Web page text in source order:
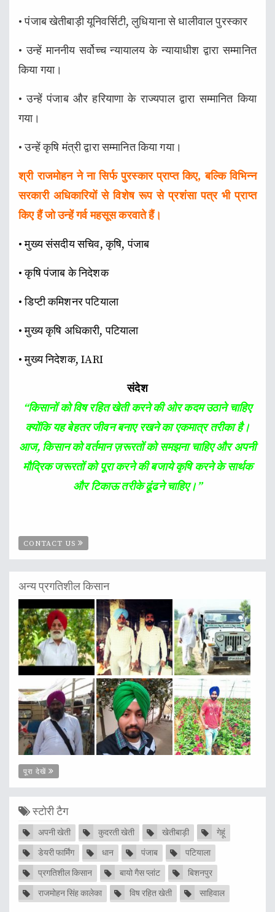
• पंजाब खेतीबाड़ी यूनिवर्सिटी, लुधियाना से धालीवाल पुरस्कार
• उन्हें माननीय सर्वोच्च न्यायालय के न्यायाधीश द्वारा सम्मानित
किया गया।
• उन्हें पंजाब और हरियाणा के राज्यपाल द्वारा सम्मानित किया
गया।
• उन्हें कृषि मंत्री द्वारा सम्मानित किया गया।
श्री राजमोहन ने ना सिर्फ पुरस्कार प्राप्त किए, बल्कि विभिन्न
सरकारी अधिकारियों से विशेष रूप से प्रशंसा पत्र भी प्राप्त
किए हैं जो उन्हें गर्व महसूस करवाते हैं।
• मुख्य संसदीय सचिव, कृषि, पंजाब
• कृषि पंजाब के निदेशक
• डिप्टी कमिशनर पटियाला
• मुख्य कृषि अधिकारी, पटियाला
• मुख्य निदेशक, IARI
संदेश
“किसानों को विष रहित खेती करने की ओर कदम उठाने चाहिए
क्योंकि यह बेहतर जीवन बनाए रखने का एकमात्र तरीका है।
आज, किसान को वर्तमान ज़रूरतों को समझना चाहिए और अपनी
मौद्रिक जरूरतों को पूरा करने की बजाये कृषि करने के सार्थक
और टिकाऊ तरीके ढूंढने चाहिए।”
CONTACT US
अन्य प्रगतिशील किसान
पूरा देखें
स्टोरी टैग
अपनी खेती कुदरती खेती खेतीबाड़ी
गेहूं
डेयरी फार्मिंग
धान पंजाब
पटियाला
प्रगतिशील किसान
बायो गैस प्लांट
बिशनपुर
राजमोहन सिंह कालेका
विष रहित खेती साहिवाल